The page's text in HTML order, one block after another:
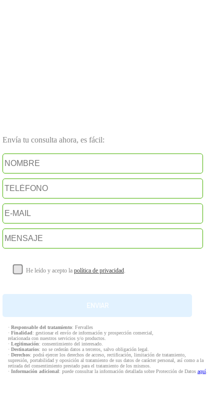
Envía tu consulta ahora, es fácil:
He leído y acepto la política de privacidad.
· Responsable del tratamiento: Fervalles
· Finalidad: gestionar el envío de información y prospección comercial,
relacionada con nuestros servicios y/o productos.
· Legitimación: consentimiento del interesado.
· Destinatarios: no se cederán datos a terceros, salvo obligación legal.
· Derechos: podrá ejercer los derechos de acceso, rectificación, limitación de tratamiento,
supresión, portabilidad y oposición al tratamiento de sus datos de carácter personal, así como a la
retirada del consentimiento prestado para el tratamiento de los mismos.
· Información adicional: puede consultar la información detallada sobre Protección de Datos aquí.